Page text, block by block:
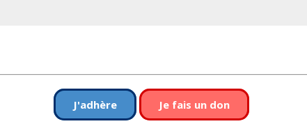
J'adhère Je fais un don